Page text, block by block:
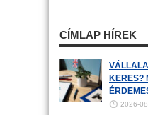
CÍMLAP HÍREK
KERES?
2026-